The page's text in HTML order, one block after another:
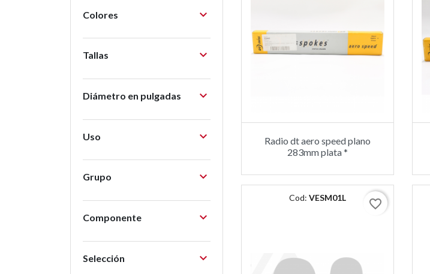
Colores 
Tallas 
Diámetro en pulgadas 
Uso 
Grupo 
Componente 
Selección 
Radio dt aero speed plano
283mm plata *
Cod: VESM01L favorite_border